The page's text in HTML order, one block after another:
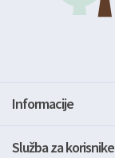
Informacije
Služba za korisnike